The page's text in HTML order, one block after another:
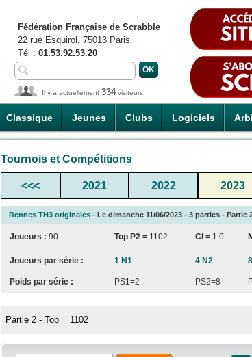
Classique Jeunes Clubs Logiciels
Fédération Française de Scrabble
22 rue Esquirol, 75013 Paris
Tél : 01.53.92.53.20
Il y a actuellement 334visiteurs
Tournois et Compétitions
<<< 2021 2022 2023
Rennes TH3 originales - Le dimanche 11/06/2023 - 3 parties - Partie
Joueurs : 90 Top P2 = 1102 CI = 1.0
Joueurs par série : 1 N1 4 N2
Poids par série : PS1=2 PS2=8
Partie 2 - Top = 1102